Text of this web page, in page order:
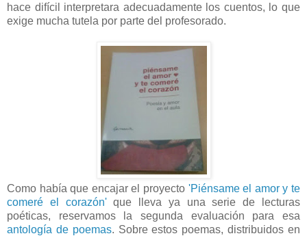
hace difícil interpretara adecuadamente los cuentos, lo que
exige mucha tutela por parte del profesorado.
Como había que encajar el proyecto 'Piénsame el amor y te
comeré el corazón'que lleva ya una serie de lecturas
poéticas, reservamos la segunda evaluación para esa
antología de poemas. Sobre estos poemas, distribuidos en